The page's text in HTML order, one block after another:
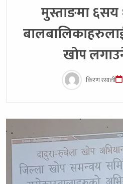
मुस्ताङमा ६सय
खोप
किरण रसाली